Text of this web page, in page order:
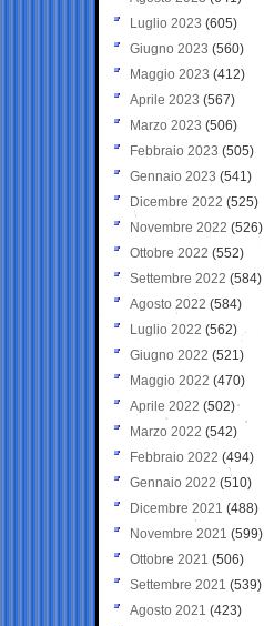
Luglio 2023 (605)
Giugno 2023 (560)
Maggio 2023 (412)
Aprile 2023 (567)
Marzo 2023 (506)
Febbraio 2023 (505)
Gennaio 2023 (541)
Dicembre 2022 (525)
Novembre 2022 (526)
Ottobre 2022 (552)
Settembre 2022 (584)
Agosto 2022 (584)
Luglio 2022 (562)
Giugno 2022 (521)
Maggio 2022 (470)
Aprile 2022 (502)
Marzo 2022 (542)
Febbraio 2022 (494)
Gennaio 2022 (510)
Dicembre 2021 (488)
Novembre 2021 (599)
Ottobre 2021 (506)
Settembre 2021 (539)
Agosto 2021 (423)